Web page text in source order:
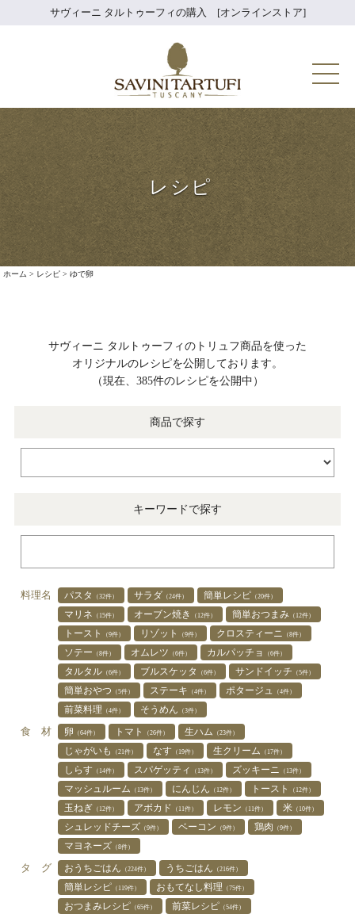
サヴィーニ タルトゥーフィの購入 [オンラインストア]
レシピ
ホーム > レシピ > ゆで卵
サヴィーニ タルトゥーフィのトリュフ商品を使った
オリジナルのレシピを公開しております。
（現在、385件のレシピを公開中）
商品で探す
キーワードで探す
料理名 パスタ （32件） サラダ （24件） 簡単レシピ （20件）
マリネ （15件） オーブン焼き （12件） 簡単おつまみ （12件）
トースト （9件） リゾット （9件） クロスティーニ （8件）
ソテー （8件） オムレツ （6件） カルパッチョ （6件）
タルタル （6件） ブルスケッタ （6件） サンドイッチ （5件）
簡単おやつ （5件） ステーキ （4件） ポタージュ （4件）
前菜料理 （4件） そうめん （3件）
食 材 卵 （64件） トマト （26件） 生ハム （23件）
じゃがいも （21件） なす （19件） 生クリーム （17件）
しらす （14件） スパゲッティ （13件） ズッキーニ （13件）
マッシュルーム （13件） にんじん （12件） トースト （12件）
玉ねぎ （12件） アボカド （11件） レモン （11件） 米 （10件）
シュレッドチーズ （9件） ベーコン （9件） 鶏肉 （9件）
マヨネーズ （8件）
タ グ おうちごはん （224件） うちごはん （216件）
簡単レシピ （119件） おもてなし料理 （75件）
おつまみレシピ （65件） 前菜レシピ （54件）